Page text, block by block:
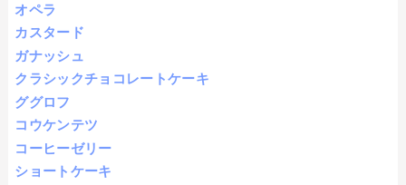
オペラ
カスタード
ガナッシュ
クラシックチョコレートケーキ
ググロフ
コウケンテツ
コーヒーゼリー
ショートケーキ